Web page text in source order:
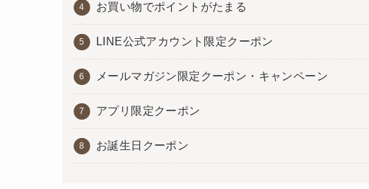
お買い物でポイントがたまる
LINE公式アカウント限定クーポン
メールマガジン限定クーポン・キャンペーン
アプリ限定クーポン
お誕生日クーポン